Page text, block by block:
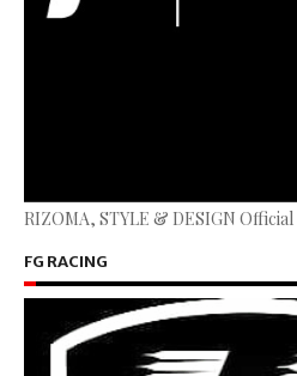
RIZOMA, STYLE & DESIGN
FG RACING